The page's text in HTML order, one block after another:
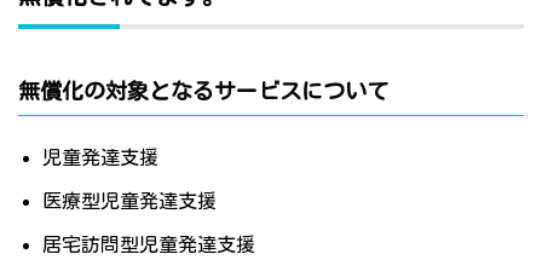
無償化の対象となるサービスについて
児童発達支援
医療型児童発達支援
居宅訪問型児童発達支援